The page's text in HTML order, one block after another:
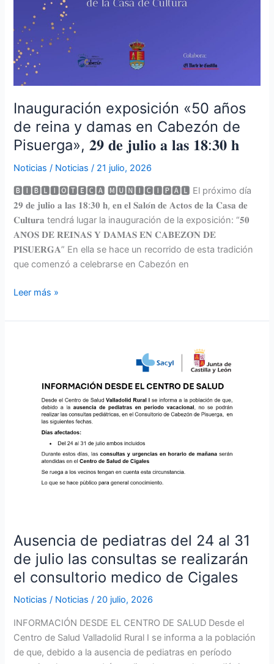
Inauguración exposición «50 años
de reina y damas en Cabezón de
Pisuerga», 𝟐𝟗 𝐝𝐞 𝐣𝐮𝐥𝐢𝐨 𝐚 𝐥𝐚𝐬 𝟏𝟖:𝟑𝟎 𝐡
Noticias / Noticias/ 21 julio, 2026
🅱🅸🅱🅻🅸🅾🆃🅴🅲🅰 🅼🆄🅽🅸🅲🅸🅿🅰🅻 El próximo día
𝟐𝟗 𝐝𝐞 𝐣𝐮𝐥𝐢𝐨 𝐚 𝐥𝐚𝐬 𝟏𝟖:𝟑𝟎 𝐡, 𝐞𝐧 𝐞𝐥 𝐒𝐚𝐥𝐨́𝐧 𝐝𝐞 𝐀𝐜𝐭𝐨𝐬 𝐝𝐞 𝐥𝐚 𝐂𝐚𝐬𝐚 𝐝𝐞
𝐂𝐮𝐥𝐭𝐮𝐫𝐚 tendrá lugar la inauguración de la exposición: “𝟓𝟎
𝐀𝐍̃𝐎𝐒 𝐃𝐄 𝐑𝐄𝐈𝐍𝐀𝐒 𝐘 𝐃𝐀𝐌𝐀𝐒 𝐄𝐍 𝐂𝐀𝐁𝐄𝐙𝐎́𝐍 𝐃𝐄
𝐏𝐈𝐒𝐔𝐄𝐑𝐆𝐀” En ella se hace un recorrido de esta tradición
que comenzó a celebrarse en Cabezón en
Leer más »
Ausencia de pediatras del 24 al 31
de julio las consultas se realizarán
el consultorio medico de Cigales
Noticias / Noticias/ 20 julio, 2026
INFORMACIÓN DESDE EL CENTRO DE SALUD Desde el
Centro de Salud Valladolid Rural I se informa a la población
de que, debido a la ausencia de pediatras en período
consultas
el
consultorio
medico
de